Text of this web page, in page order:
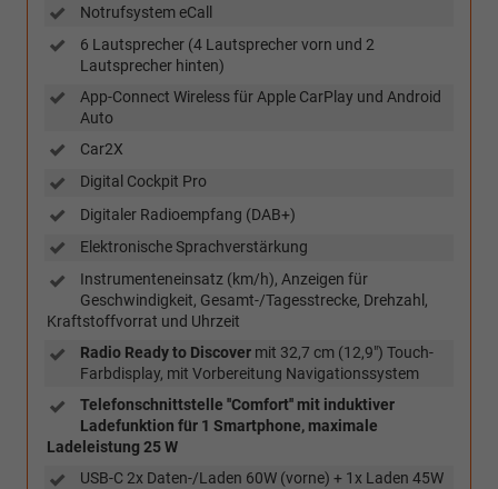
TSI
eHybrid)
Notrufsystem eCall
6 Lautsprecher (4 Lautsprecher vorn und 2
Lautsprecher hinten)
App-Connect Wireless für Apple CarPlay und Android
Auto
Car2X
Digital Cockpit Pro
Digitaler Radioempfang (DAB+)
Elektronische Sprachverstärkung
Instrumenteneinsatz (km/h), Anzeigen für
Geschwindigkeit, Gesamt-/Tagesstrecke, Drehzahl,
Kraftstoffvorrat und Uhrzeit
Radio Ready to Discover mit 32,7 cm (12,9") Touch-
Farbdisplay, mit Vorbereitung Navigationssystem
Telefonschnittstelle ''Comfort'' mit induktiver
Ladefunktion für 1 Smartphone, maximale
Ladeleistung 25 W
USB-C 2x Daten-/Laden 60W (vorne) + 1x Laden 45W